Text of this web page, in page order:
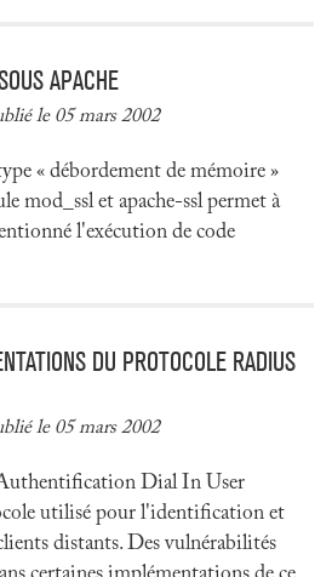
APACHE
le 05 mars 2002
« débordement de mémoire »
mod_ssl et apache-ssl permet à
l'exécution de code
DU PROTOCOLE RADIUS
le 05 mars 2002
Dial In User
utilisé pour l'identification et
distants. Des vulnérabilités